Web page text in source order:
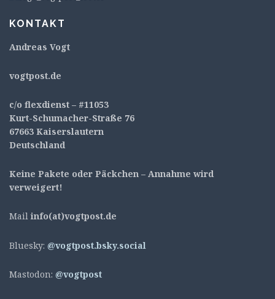
KONTAKT
Andreas Vogt
vogtpost.de
c/o flexdienst – #11053
Kurt-Schumacher-Straße 76
67663 Kaiserslautern
Deutschland
Keine Pakete oder Päckchen – Annahme wird
verweigert!
Mail info(at)vogtpost.de
Bluesky: @vogtpost.bsky.social
Mastodon: @vogtpost